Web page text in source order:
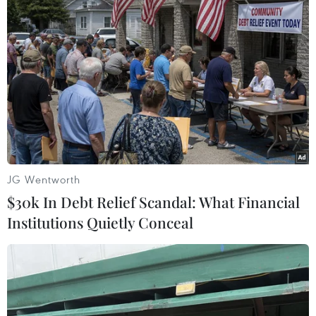
Theo dõi VietnamPlus
TIN LIÊN QUAN
JG Wentworth
$30k In Debt Relief Scandal: What Financial
Institutions Quietly Conceal